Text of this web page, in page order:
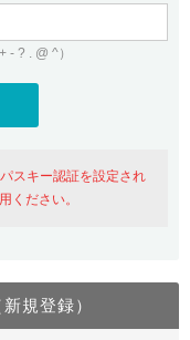
ン
新の機能を使う方
イン
? . @ ^）
スキー認証を設定され
ください。
規登録）